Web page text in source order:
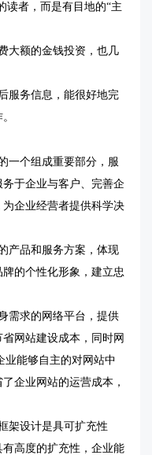
读者，而是有目地的“主
大额的金钱投资，也几
服务信息，能很好地完
一个组成重要部分，服
于企业与客户、完善企
企业经营者提供科学决
产品和服务方案，体现
的个性化形象，建立忠
需求的网络平台，提供
网站建设成本，同时网
业能够自主的对网站中
企业网站的运营成本，
架设计是具可扩充性
高度的扩充性，企业能